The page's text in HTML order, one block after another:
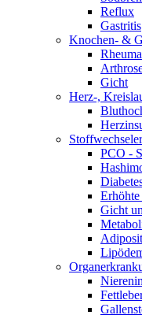
Reflux
Gastritis
Knochen- &
Gicht
Herz-,
PCO -
Gicht